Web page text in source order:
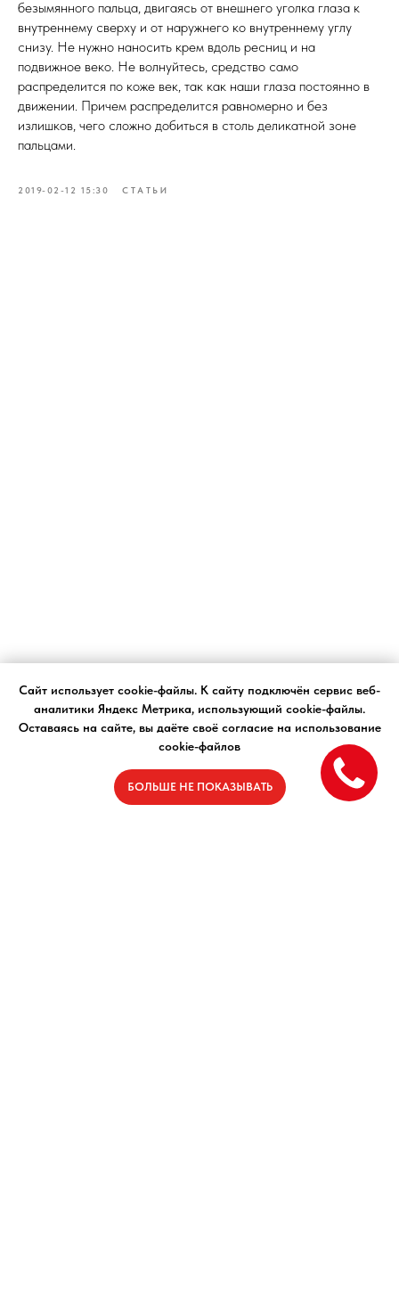
безымянного пальца, двигаясь от внешнего уголка глаза к
внутреннему сверху и от наружнего ко внутреннему углу
снизу. Не нужно наносить крем вдоль ресниц и на
подвижное веко. Не волнуйтесь, средство само
распределится по коже век, так как наши глаза постоянно в
движении. Причем распределится равномерно и без
излишков, чего сложно добиться в столь деликатной зоне
пальцами.
2019-02-12 15:30 СТАТЬИ
Сайт использует cookie-файлы. К cайту подключён сервис веб-
аналитики Яндекс Метрика, использующий cookie-файлы.
Оставаясь на сайте, вы даёте своё согласие на использование
cookie-файлов
БОЛЬШЕ НЕ ПОКАЗЫВАТЬ